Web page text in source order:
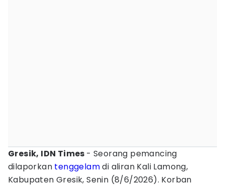
Gresik, IDN Times - Seorang pemancing
dilaporkan tenggelamdi aliran Kali Lamong,
Kabupaten Gresik, Senin (8/6/2026). Korban